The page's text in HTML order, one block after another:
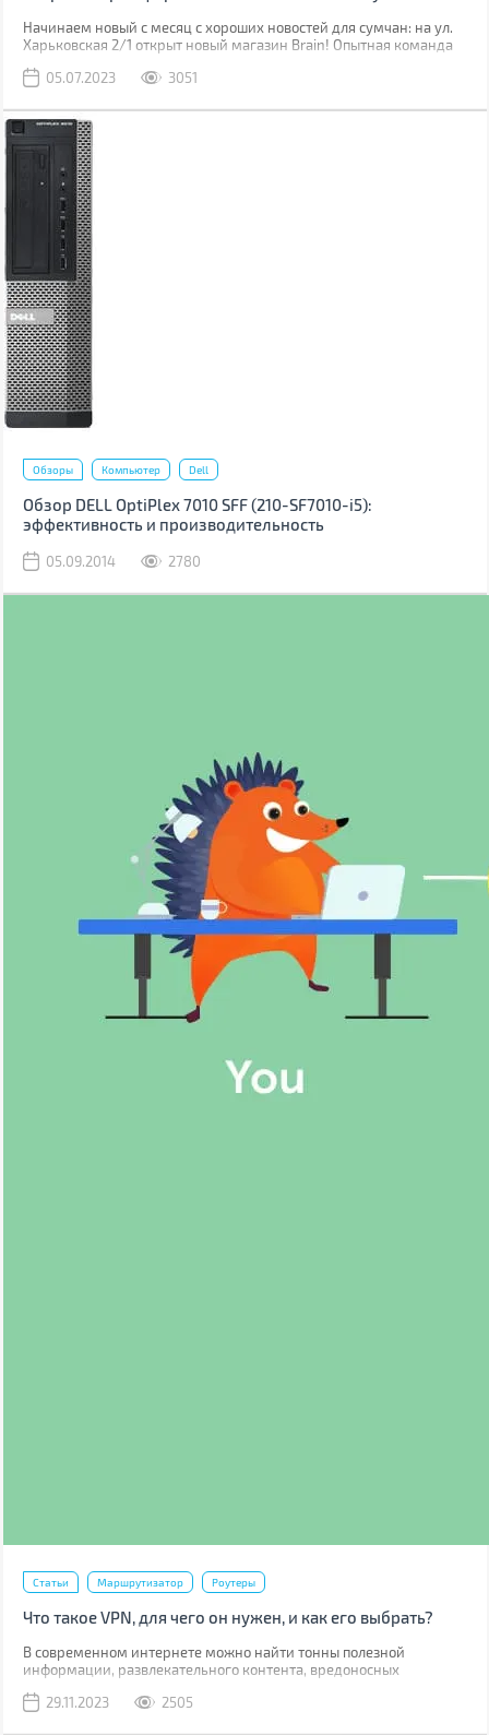
Начинаем новый с месяц с хороших новостей для сумчан: на ул.
Харьковская 2/1 открыт новый магазин Brain! Опытная команда
05.07.2023
3051
Обзоры Компьютер Dell
Обзор DELL OptiPlex 7010 SFF (210-SF7010-i5):
эффективность и производительность
05.09.2014 2780
Статьи Маршрутизатор Роутеры
Что такое VPN, для чего он нужен, и как его выбрать?
В современном интернете можно найти тонны полезной
информации, развлекательного контента, вредоносных
вашим персональным данным. Так что защита вашей
29.11.2023 2505